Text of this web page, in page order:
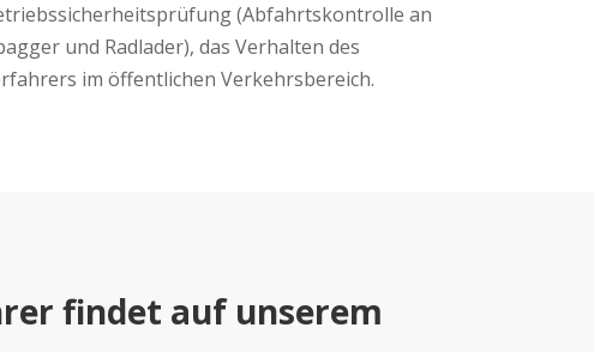
(Abfahrtskontrolle an
und Radlader), das Verhalten des
im öffentlichen Verkehrsbereich.
findet auf unserem